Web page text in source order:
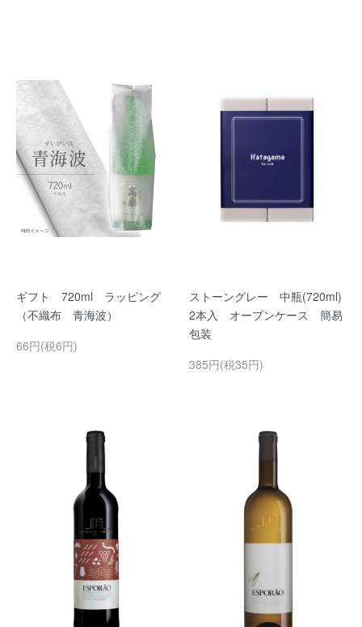
ギフト 720ml ラッピング
（不織布 青海波）
66円(税6円)
ストーングレー 中瓶(720ml)
2本入 オープンケース 簡易
包装
385円(税35円)